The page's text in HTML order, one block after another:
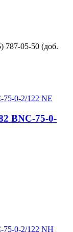
787-05-50 (доб.
BNC-75-0-